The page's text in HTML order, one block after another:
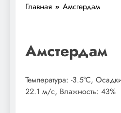
Главная Амстердам
Амстердам
Температура: -3.5°C,
22.1 м/с, Влажность: 43%